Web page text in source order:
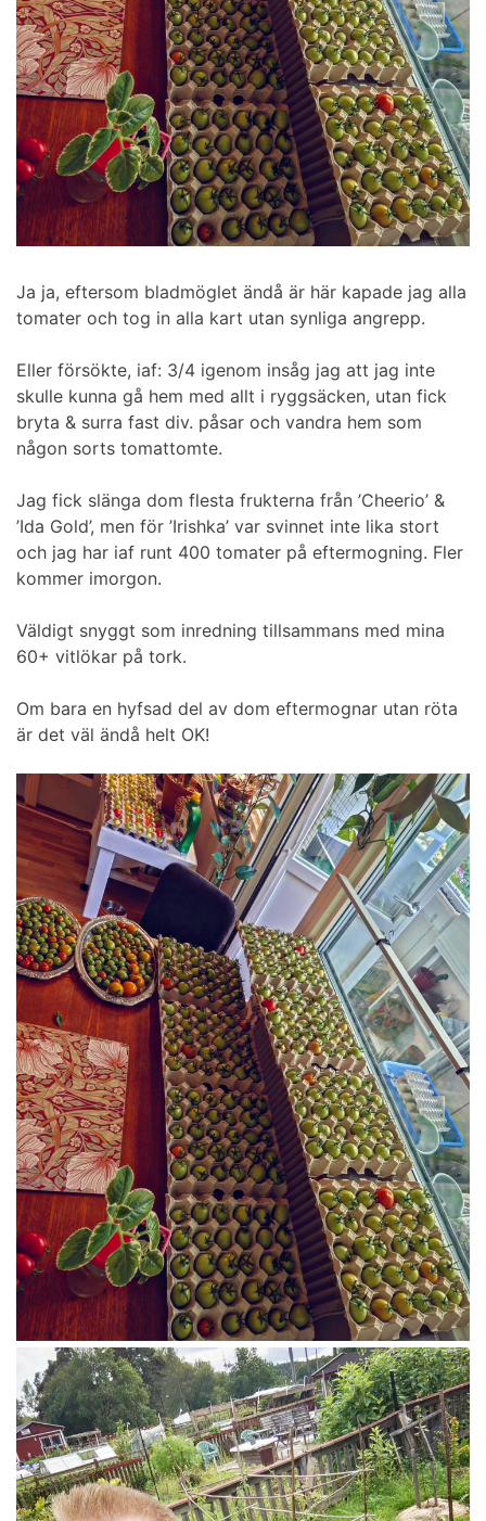
Ja ja, eftersom bladmöglet ändå är här kapade jag alla
tomater och tog in alla kart utan synliga angrepp.
Eller försökte, iaf: 3/4 igenom insåg jag att jag inte
skulle kunna gå hem med allt i ryggsäcken, utan fick
bryta & surra fast div. påsar och vandra hem som
någon sorts tomattomte.
Jag fick slänga dom flesta frukterna från ’Cheerio’ &
’Ida Gold’, men för ’Irishka’ var svinnet inte lika stort
och jag har iaf runt 400 tomater på eftermogning. Fler
kommer imorgon.
Väldigt snyggt som inredning tillsammans med mina
60+ vitlökar på tork.
Om bara en hyfsad del av dom eftermognar utan röta
är det väl ändå helt OK!